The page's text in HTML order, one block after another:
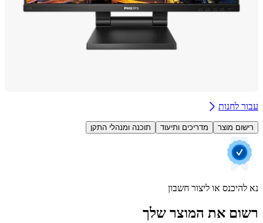
לחנות
מוצר מדריכים ותיעוד תוכנה ומנהלי התקן
או ליצור חשבון
את המוצר שלך